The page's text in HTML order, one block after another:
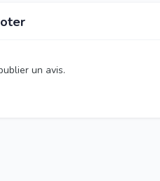
un avis.